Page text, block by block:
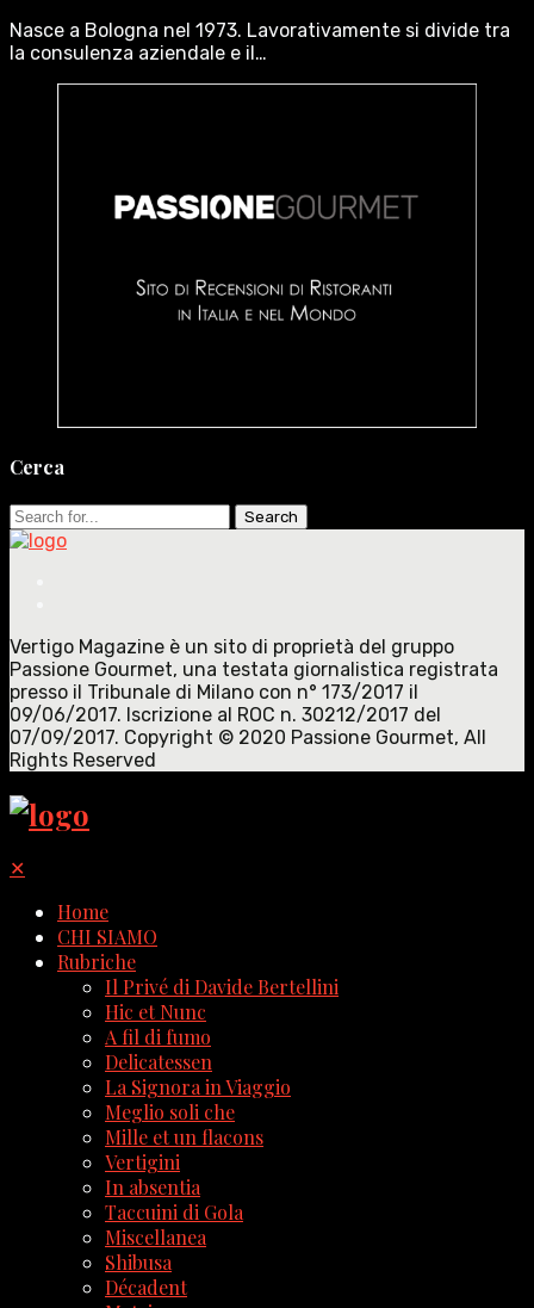
Nasce a Bologna nel 1973. Lavorativamente si divide tra
la consulenza aziendale e il…
Cerca
Search
for:
Vertigo Magazine è un sito di proprietà del gruppo
Passione Gourmet, una testata giornalistica registrata
presso il Tribunale di Milano con n° 173/2017 il
09/06/2017. Iscrizione al ROC n. 30212/2017 del
07/09/2017. Copyright © 2020 Passione Gourmet, All
Rights Reserved
✕
Home
CHI SIAMO
Rubriche
Il Privé di Davide Bertellini
Hic et Nunc
A fil di fumo
Delicatessen
La Signora in Viaggio
Meglio soli che
Mille et un flacons
Vertigini
In absentia
Taccuini di Gola
Miscellanea
Shibusa
Décadent